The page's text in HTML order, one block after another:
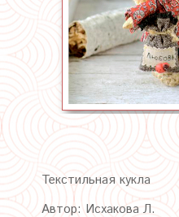
Текстильная кукла
Автор: Исхакова Л.